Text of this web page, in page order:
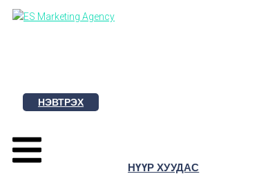
Skip
НЭВТРЭХ
НҮҮР ХУУДАС